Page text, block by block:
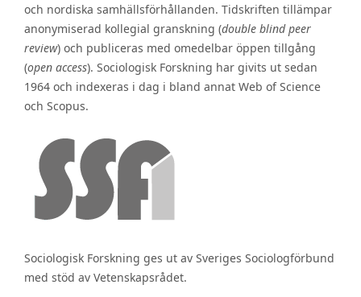
och nordiska samhällsförhållanden. Tidskriften tillämpar
anonymiserad kollegial granskning (double blind peer
review) och publiceras med omedelbar öppen tillgång
(open access). Sociologisk Forskning har givits ut sedan
1964 och indexeras i dag i bland annat Web of Science
och Scopus.
Sociologisk Forskning ges ut av Sveriges Sociologförbund
med stöd av Vetenskapsrådet.